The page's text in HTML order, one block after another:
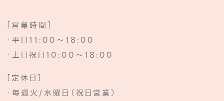
［営業時間］
・平日11:00～18:00
・土日祝日10:00～18:00
［定休日］
・毎週火/水曜日（祝日営業）